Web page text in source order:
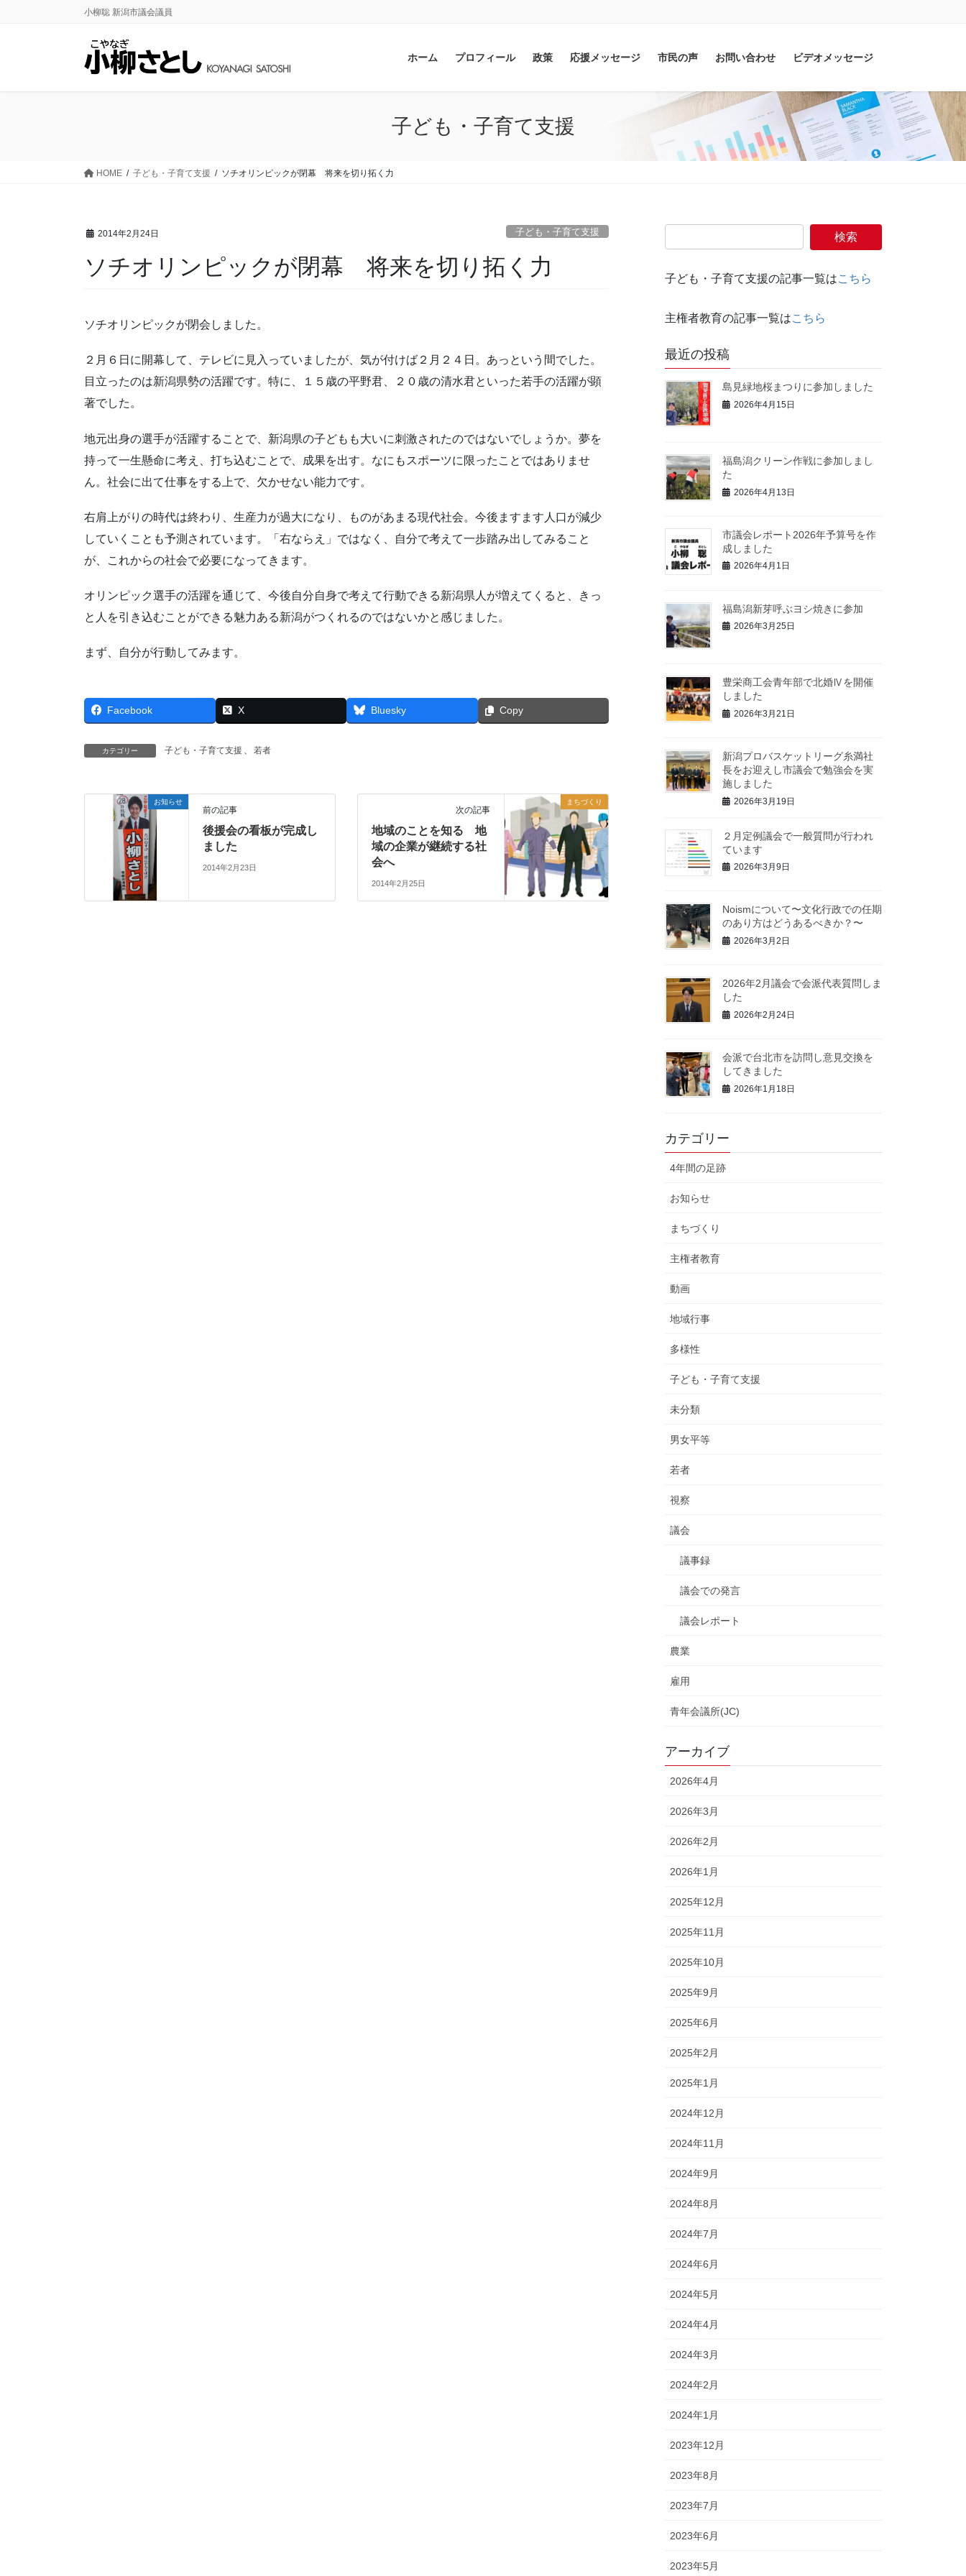
小柳聡 新潟市議会議員
ホーム プロフィール 政策 応援メッセージ 市民の声 お問い合わせ ビデオメッセージ
子ども・子育て支援
HOME 子ども・子育て支援 ソチオリンピックが閉幕 将来を切り拓く力
2014年2月24日 子ども・子育て支援
ソチオリンピックが閉幕 将来を切り拓く力
ソチオリンピックが閉会しました。
２月６日に開幕して、テレビに見入っていましたが、気が付けば２月２４日。あっという間でした。
目立ったのは新潟県勢の活躍です。特に、１５歳の平野君、２０歳の清水君といった若手の活躍が顕
著でした。
地元出身の選手が活躍することで、新潟県の子どもも大いに刺激されたのではないでしょうか。夢を
持って一生懸命に考え、打ち込むことで、成果を出す。なにもスポーツに限ったことではありませ
ん。社会に出て仕事をする上で、欠かせない能力です。
右肩上がりの時代は終わり、生産力が過大になり、ものがあまる現代社会。今後ますます人口が減少
していくことも予測されています。「右ならえ」ではなく、自分で考えて一歩踏み出してみること
が、これからの社会で必要になってきます。
オリンピック選手の活躍を通じて、今後自分自身で考えて行動できる新潟県人が増えてくると、きっ
と人を引き込むことができる魅力ある新潟がつくれるのではないかと感じました。
まず、自分が行動してみます。
Facebook X Bluesky Copy
カテゴリー 子ども・子育て支援 、 若者
お知らせ
前の記事
後援会の看板が完成し
ました
2014年2月23日
まちづくり
次の記事
地域のことを知る 地
域の企業が継続する社
会へ
2014年2月25日
子ども・子育て支援の記事一覧はこちら
主権者教育の記事一覧はこちら
最近の投稿
島見緑地桜まつりに参加しました
2026年4月15日
福島潟クリーン作戦に参加しまし
た
2026年4月13日
市議会レポート2026年予算号を作
成しました
2026年4月1日
福島潟新芽呼ぶヨシ焼きに参加
2026年3月25日
豊栄商工会青年部で北婚Ⅳを開催
しました
2026年3月21日
新潟プロバスケットリーグ糸満社
長をお迎えし市議会で勉強会を実
施しました
2026年3月19日
２月定例議会で一般質問が行われ
ています
2026年3月9日
Noismについて〜文化行政での任期
のあり方はどうあるべきか？〜
2026年3月2日
2026年2月議会で会派代表質問しま
した
2026年2月24日
会派で台北市を訪問し意見交換を
してきました
2026年1月18日
カテゴリー
4年間の足跡
お知らせ
まちづくり
主権者教育
動画
地域行事
多様性
子ども・子育て支援
未分類
男女平等
若者
視察
議会
議事録
議会での発言
議会レポート
農業
雇用
青年会議所(JC)
アーカイブ
2026年4月
2026年3月
2026年2月
2026年1月
2025年12月
2025年11月
2025年10月
2025年9月
2025年6月
2025年2月
2025年1月
2024年12月
2024年11月
2024年9月
2024年8月
2024年7月
2024年6月
2024年5月
2024年4月
2024年3月
2024年2月
2024年1月
2023年12月
2023年8月
2023年7月
2023年6月
2023年5月